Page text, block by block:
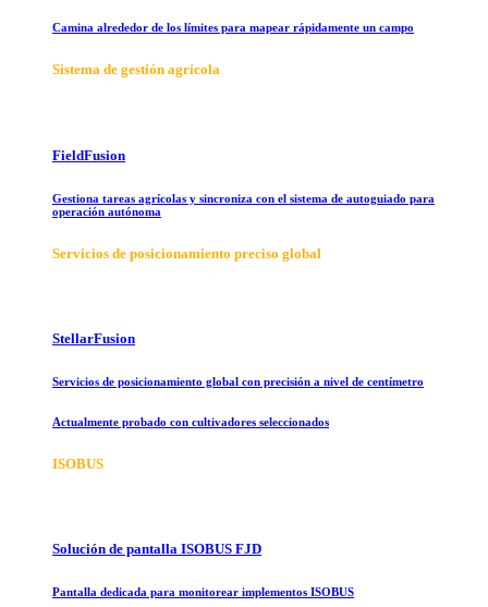
Camina alrededor de los límites para mapear rápidamente un campo
Sistema de gestión agrícola
FieldFusion
Gestiona tareas agrícolas y sincroniza con el sistema de autoguiado para
operación autónoma
Servicios de posicionamiento preciso global
StellarFusion
Servicios de posicionamiento global con precisión a nivel de centímetro
Actualmente probado con cultivadores seleccionados
ISOBUS
Solución de pantalla ISOBUS FJD
Pantalla dedicada para monitorear implementos ISOBUS